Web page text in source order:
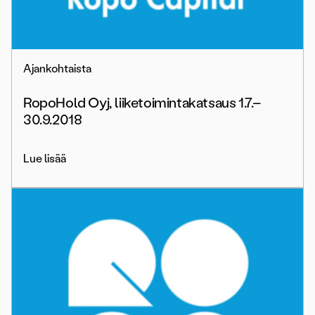
Ajankohtaista
RopoHold Oyj, liiketoimintakatsaus 1.7.–
30.9.2018
Lue lisää